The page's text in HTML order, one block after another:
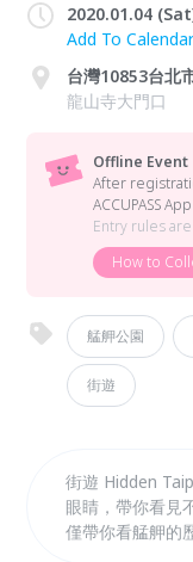
2020.01.04
Add To
台灣10853台北
龍山寺大門口
Offline Event
After
ACCUPASS
Entry rules
How to
艋舺公園
街遊
街遊 Hidden
眼睛，帶你看見
僅帶你看艋舺的